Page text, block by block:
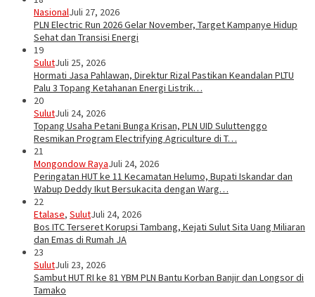
NasionalJuli 27, 2026
PLN Electric Run 2026 Gelar November, Target Kampanye Hidup
Sehat dan Transisi Energi
19
SulutJuli 25, 2026
Hormati Jasa Pahlawan, Direktur Rizal Pastikan Keandalan PLTU
Palu 3 Topang Ketahanan Energi Listrik…
20
SulutJuli 24, 2026
Topang Usaha Petani Bunga Krisan, PLN UID Suluttenggo
Resmikan Program Electrifying Agriculture di T…
21
Mongondow RayaJuli 24, 2026
Peringatan HUT ke 11 Kecamatan Helumo, Bupati Iskandar dan
Wabup Deddy Ikut Bersukacita dengan Warg…
22
Etalase, SulutJuli 24, 2026
Bos ITC Terseret Korupsi Tambang, Kejati Sulut Sita Uang Miliaran
dan Emas di Rumah JA
23
SulutJuli 23, 2026
Sambut HUT RI ke 81 YBM PLN Bantu Korban Banjir dan Longsor di
Tamako